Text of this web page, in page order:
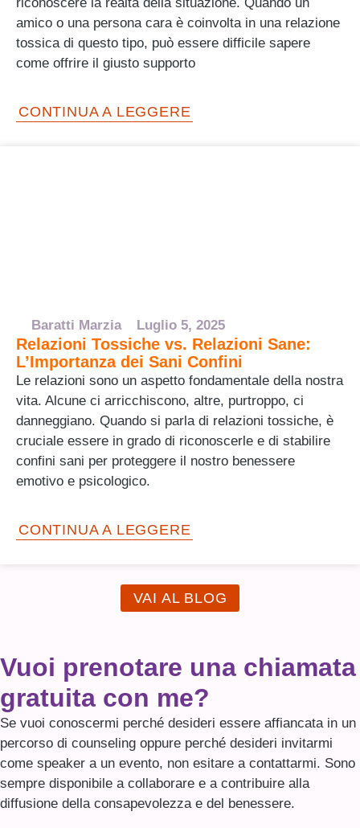
amico o una persona cara è coinvolta in una relazione
tossica di questo tipo, può essere difficile sapere
come offrire il giusto supporto
CONTINUA A LEGGERE
Baratti Marzia Luglio 5, 2025
Relazioni Tossiche vs. Relazioni Sane:
L’Importanza dei Sani Confini
Le relazioni sono un aspetto fondamentale della nostra
vita. Alcune ci arricchiscono, altre, purtroppo, ci
danneggiano. Quando si parla di relazioni tossiche, è
cruciale essere in grado di riconoscerle e di stabilire
confini sani per proteggere il nostro benessere
emotivo e psicologico.
CONTINUA A LEGGERE
VAI AL BLOG
Vuoi prenotare una chiamata
gratuita con me?
Se vuoi conoscermi perché desideri essere affiancata in un
percorso di counseling oppure perché desideri invitarmi
come speaker a un evento, non esitare a contattarmi. Sono
sempre disponibile a collaborare e a contribuire alla
diffusione della consapevolezza e del benessere.